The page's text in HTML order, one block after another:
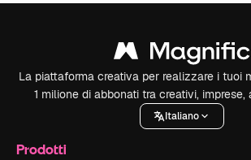
La piattaforma creativa per realizzare i tuoi
1 milione di abbonati tra creativi, imprese,
Italiano
Prodotti